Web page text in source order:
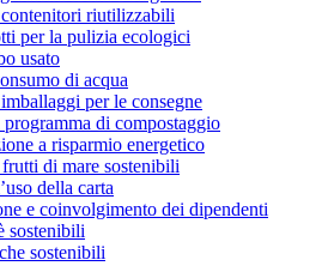
riutilizzabili
per la pulizia ecologici
usato
di acqua
per le consegne
di compostaggio
a risparmio energetico
di mare sostenibili
della carta
e coinvolgimento dei dipendenti
sostenibili
sostenibili